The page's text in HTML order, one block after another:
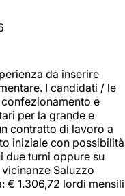
da inserire
I candidati / le
e
per la grande e
contratto di lavoro a
iniziale con possibilità
due turni oppure su
Saluzzo
€ 1.306,72 lordi mensili